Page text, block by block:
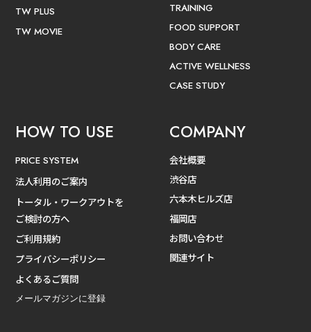
TW PLUS
TW MOVIE
TRAINING
FOOD SUPPORT
BODY CARE
ACTIVE WELLNESS
CASE STUDY
HOW TO USE
PRICE SYSTEM
法人利用のご案内
トータル・ワークアウトを
ご検討の方へ
ご利用規約
プライバシーポリシー
よくあるご質問
メールマガジンに登録
COMPANY
会社概要
渋谷店
六本木ヒルズ店
福岡店
お問い合わせ
関連サイト